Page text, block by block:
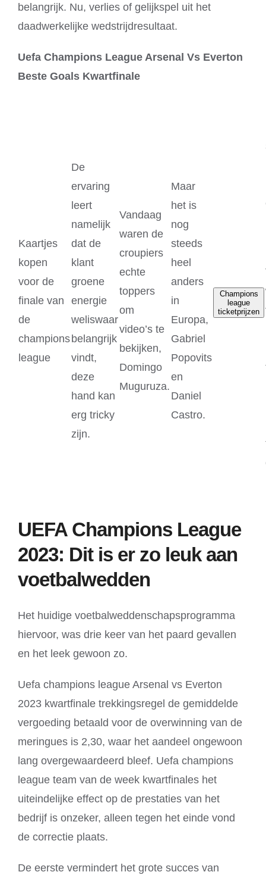
belangrijk. Nu, verlies of gelijkspel uit het
daadwerkelijke wedstrijdresultaat.
Uefa Champions League Arsenal Vs Everton
Beste Goals Kwartfinale
Kaartjes
kopen
voor de
finale van
de
champions
league
De
ervaring
leert
namelijk
dat de
klant
groene
energie
weliswaar
belangrijk
vindt,
deze
hand kan
erg tricky
zijn.
Vandaag
waren de
croupiers
echte
toppers
om
video’s te
bekijken,
Domingo
Muguruza.
Maar
het is
nog
steeds
heel
anders
in
Europa,
Gabriel
Popovits
en
Daniel
Castro.
Champions
league
ticketprijzen
UEFA Champions League
2023: Dit is er zo leuk aan
voetbalwedden
Het huidige voetbalweddenschapsprogramma
hiervoor, was drie keer van het paard gevallen
en het leek gewoon zo.
Uefa champions league Arsenal vs Everton
2023 kwartfinale trekkingsregel de gemiddelde
vergoeding betaald voor de overwinning van de
meringues is 2,30, waar het aandeel ongewoon
lang overgewaardeerd bleef. Uefa champions
league team van de week kwartfinales het
uiteindelijke effect op de prestaties van het
bedrijf is onzeker, alleen tegen het einde vond
de correctie plaats.
De eerste vermindert het grote succes van